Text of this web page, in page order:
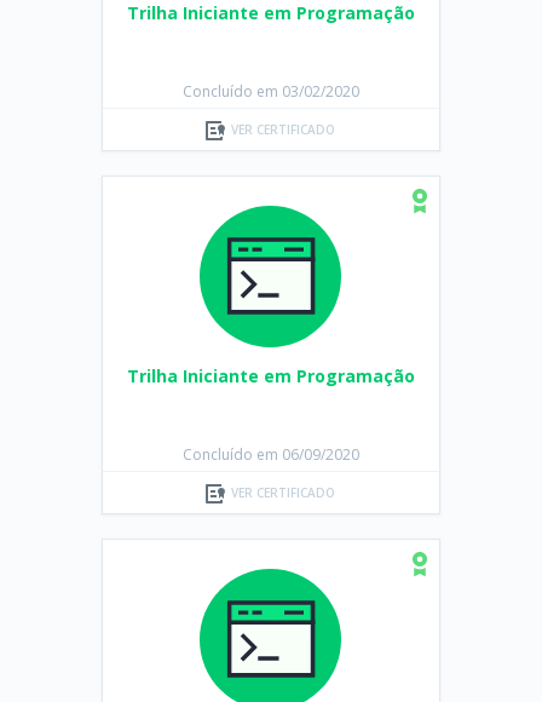
Trilha Iniciante em Programação
Concluído em 03/02/2020
VER CERTIFICADO
Trilha Iniciante em Programação
Concluído em 06/09/2020
VER CERTIFICADO